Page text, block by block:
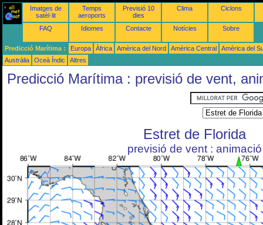
Imatges de
satèl·lit
Temps
aeroports
Previsió 10
dies
Clima Ciclons
FAQ Idiomes Contacte Notícies Sobre
Predicció Marítima : Europa Àfrica Amèrica del Nord Amèrica Central
Amèrica del
Austràlia
Oceà Índic Altres
Predicció Marítima : previsió de vent,
Estret de Florida
previsió de vent : animació